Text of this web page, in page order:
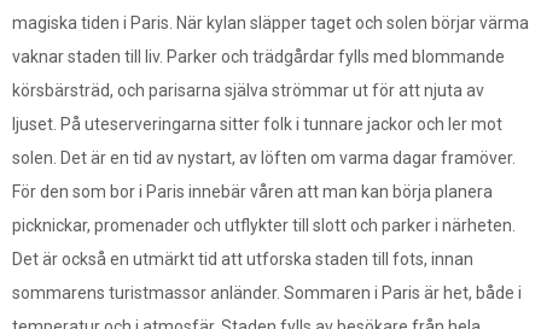
magiska tiden i Paris. När kylan släpper taget och solen börjar värma
vaknar staden till liv. Parker och trädgårdar fylls med blommande
körsbärsträd, och parisarna själva strömmar ut för att njuta av
ljuset. På uteserveringarna sitter folk i tunnare jackor och ler mot
solen. Det är en tid av nystart, av löften om varma dagar framöver.
För den som bor i Paris innebär våren att man kan börja planera
picknickar, promenader och utflykter till slott och parker i närheten.
Det är också en utmärkt tid att utforska staden till fots, innan
sommarens turistmassor anländer. Sommaren i Paris är het, både i